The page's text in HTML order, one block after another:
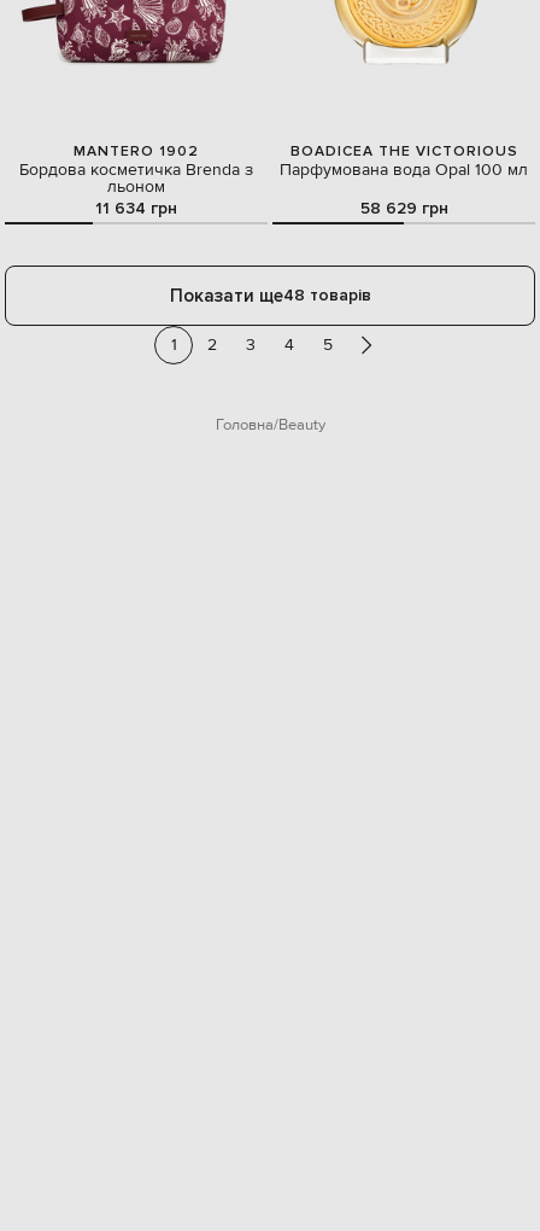
MANTERO 1902
Бордова косметичка Brenda з
льоном
11 634 грн
BOADICEA THE VICTORIOUS
Парфумована вода Opal 100 мл
58 629 грн
Показати ще48 товарів
1 2 3 4 5
Головна Beauty